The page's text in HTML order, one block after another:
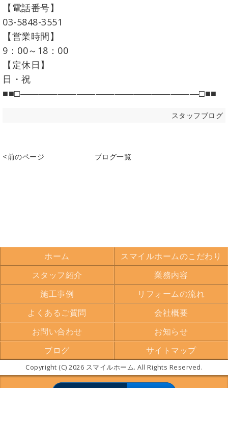
【電話番号】
03-5848-3551
【営業時間】
9：00～18：00
【定休日】
日・祝
■■□―――――――――――――――――――□■■
スタッフブログ
<前のページ ブログ一覧
ホーム
スマイルホームのこだわり
スタッフ紹介
業務内容
施工事例
リフォームの流れ
よくあるご質問
会社概要
お問い合わせ
お知らせ
ブログ
サイトマップ
Copyright (C) 2026 スマイルホーム. All Rights Reserved.